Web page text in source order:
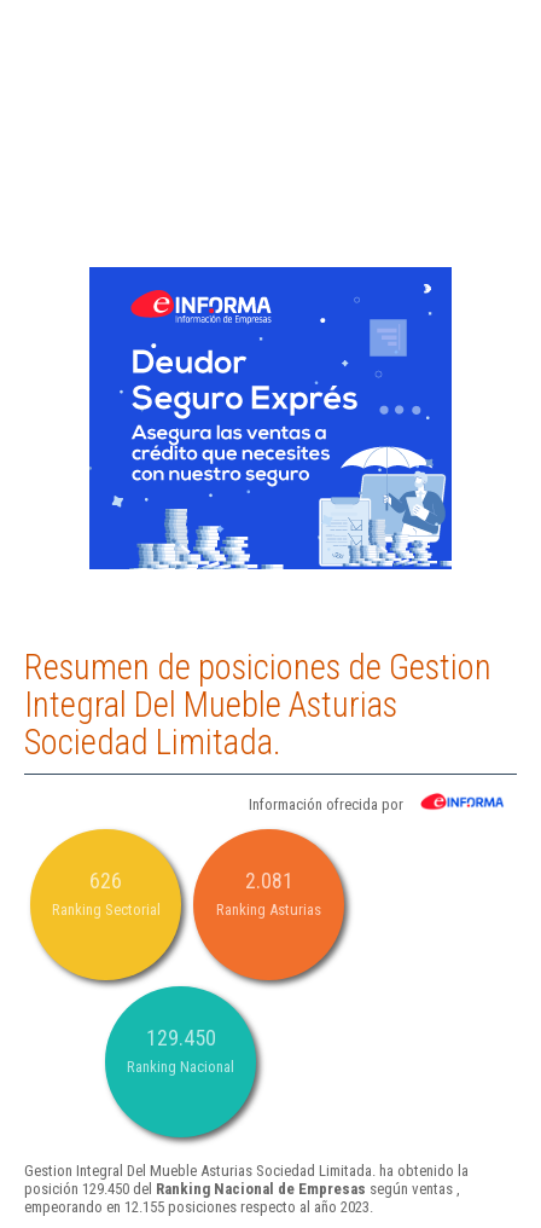
Resumen de posiciones de Gestion
Integral Del Mueble Asturias
Sociedad Limitada.
Información ofrecida por
626
Ranking Sectorial
2.081
Ranking Asturias
129.450
Ranking Nacional
Gestion Integral Del Mueble Asturias Sociedad Limitada. ha obtenido la
posición 129.450 del Ranking Nacional de Empresas según ventas ,
empeorando en 12.155 posiciones respecto al año 2023.